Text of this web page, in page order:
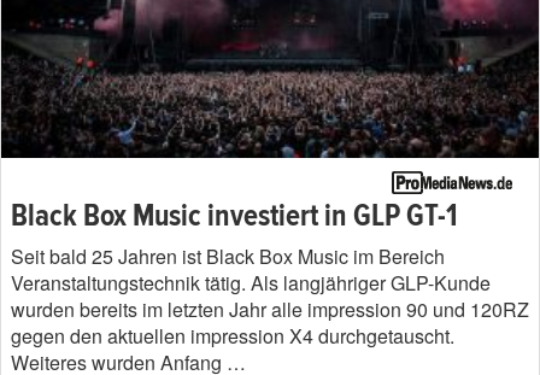
Black Box Music investiert in GLP GT-1
Seit bald 25 Jahren ist Black Box Music im Bereich
Veranstaltungstechnik tätig. Als langjähriger GLP-Kunde
wurden bereits im letzten Jahr alle impression 90 und 120RZ
gegen den aktuellen impression X4 durchgetauscht.
Weiteres wurden Anfang …